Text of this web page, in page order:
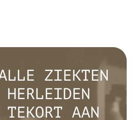
ZIEKTEN
AAN